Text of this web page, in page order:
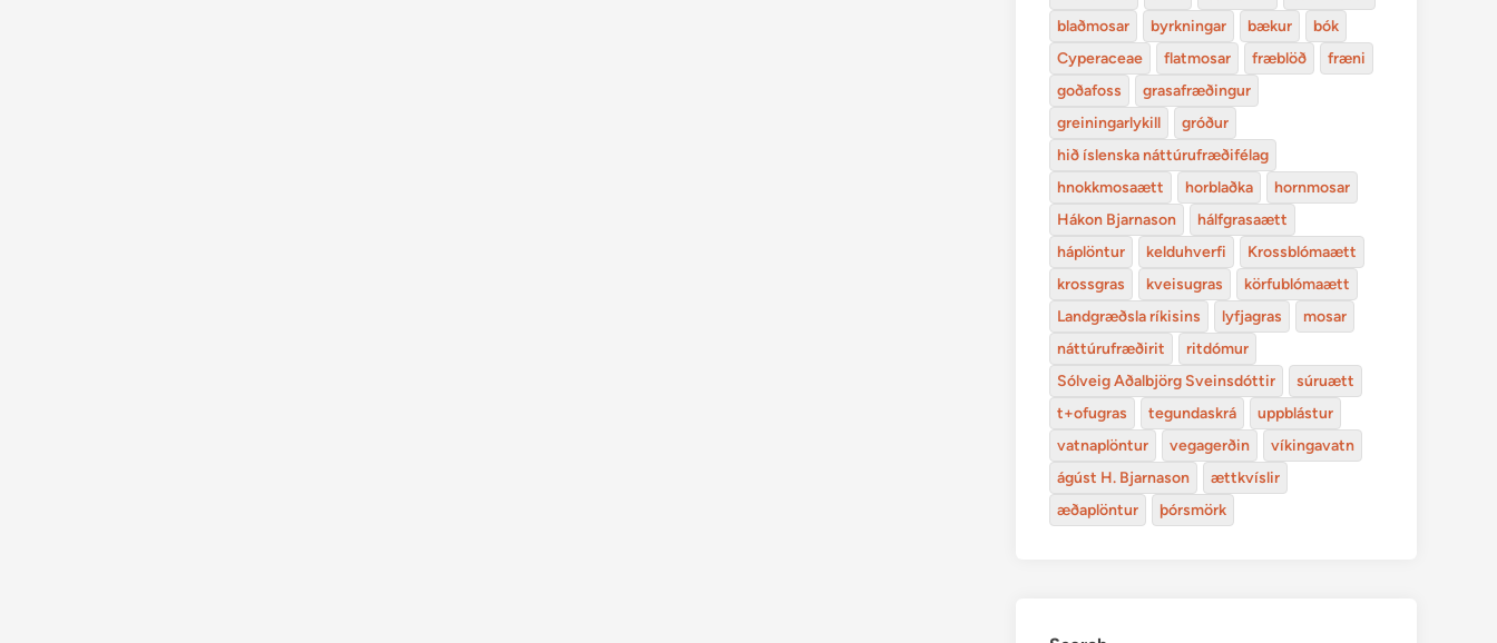
blaðmosar
byrkningar bækur
bók
Cyperaceae
flatmosar fræblöð
fræni
goðafoss
grasafræðingur
greiningarlykill
gróður
hið íslenska náttúrufræðifélag
hnokkmosaætt
horblaðka
hornmosar
Hákon Bjarnason
hálfgrasaætt
háplöntur
kelduhverfi
Krossblómaætt
krossgras
kveisugras
körfublómaætt
Landgræðsla ríkisins
lyfjagras
mosar
náttúrufræðirit
ritdómur
Sólveig Aðalbjörg Sveinsdóttir
súruætt
t+ofugras
tegundaskrá
uppblástur
vatnaplöntur
vegagerðin
víkingavatn
ágúst H. Bjarnason
ættkvíslir
æðaplöntur
þórsmörk